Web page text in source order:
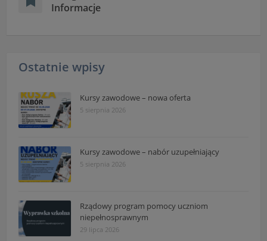
Informacje
Ostatnie wpisy
Kursy zawodowe – nowa oferta
5 sierpnia 2026
Kursy zawodowe – nabór uzupełniający
5 sierpnia 2026
Rządowy program pomocy uczniom
niepełnosprawnym
29 lipca 2026